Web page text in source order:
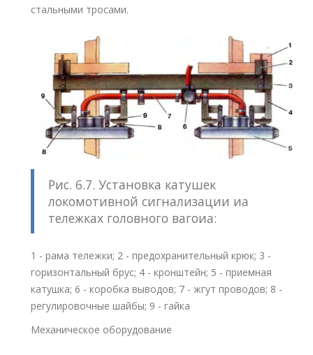
стальными тросами.
Рис. 6.7. Установка катушек
локомотивной сигнализации иа
тележках головного вагоиа:
1 - рама тележки; 2 - предохранительный крюк; 3 -
горизонтальный брус; 4 - кронштейн; 5 - приемная
катушка; 6 - коробка выводов; 7 - жгут проводов; 8 -
регулировочные шайбы; 9 - гайка
Механическое оборудование